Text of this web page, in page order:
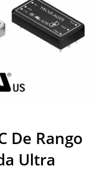
LTD.
De Rango
Ultra